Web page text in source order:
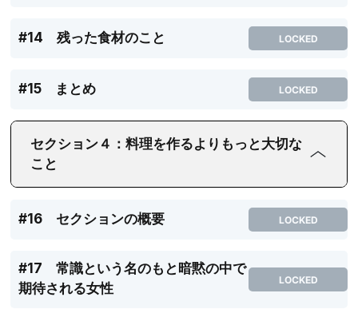
#14 残った食材のこと LOCKED
#15 まとめ LOCKED
セクション４：料理を作るよりもっと大切な
こと
#16 セクションの概要 LOCKED
#17 常識という名のもと暗黙の中で
期待される女性
LOCKED